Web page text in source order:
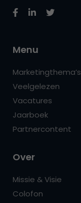
Menu
Marketingthema’s
Veelgelezen
Vacatures
Jaarboek
Partnercontent
Over
Missie & Visie
Colofon